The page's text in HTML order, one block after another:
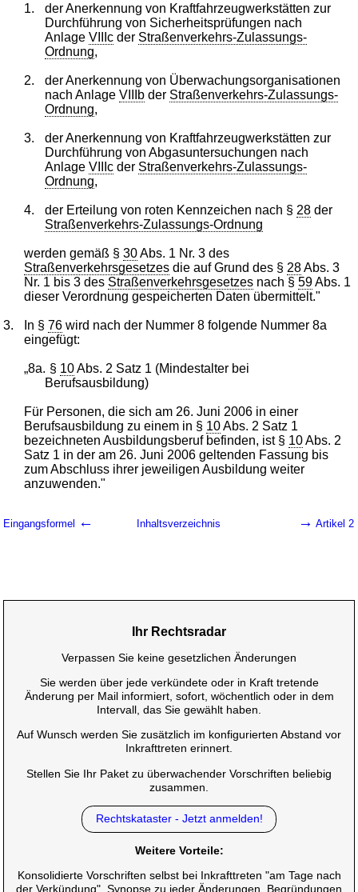
1.
der Anerkennung von Kraftfahrzeugwerkstätten zur
Durchführung von Sicherheitsprüfungen nach
Anlage VIIIcder Straßenverkehrs-Zulassungs-
Ordnung,
2.
der Anerkennung von Überwachungsorganisationen
nach Anlage VIIIbder Straßenverkehrs-Zulassungs-
Ordnung,
3.
der Anerkennung von Kraftfahrzeugwerkstätten zur
Durchführung von Abgasuntersuchungen nach
Anlage VIIIcder Straßenverkehrs-Zulassungs-
Ordnung,
4. der Erteilung von roten Kennzeichen nach § 28der
Straßenverkehrs-Zulassungs-Ordnung
werden gemäß §30Abs. 1 Nr. 3 des
Straßenverkehrsgesetzes die auf Grund des § 28Abs. 3
Nr. 1 bis 3 des Straßenverkehrsgesetzes nach §59Abs. 1
dieser Verordnung gespeicherten Daten übermittelt."
3. In §76 wird nach der Nummer 8 folgende Nummer 8a
eingefügt:
„8a. § 10Abs. 2 Satz 1 (Mindestalter bei
Berufsausbildung)
Für Personen, die sich am 26. Juni 2006 in einer
Berufsausbildung zu einem in § 10Abs. 2 Satz 1
bezeichneten Ausbildungsberuf befinden, ist § 10Abs. 2
Satz 1 in der am 26. Juni 2006 geltenden Fassung bis
zum Abschluss ihrer jeweiligen Ausbildung weiter
anzuwenden."
Eingangsformel ← Inhaltsverzeichnis → Artikel 2
Ihr Rechtsradar
Verpassen Sie keine gesetzlichen Änderungen
Sie werden über jede verkündete oder in Kraft tretende
Änderung per Mail informiert, sofort, wöchentlich oder in dem
Intervall, das Sie gewählt haben.
Auf Wunsch werden Sie zusätzlich im konfigurierten Abstand vor
Inkrafttreten erinnert.
Stellen Sie Ihr Paket zu überwachender Vorschriften beliebig
zusammen.
Rechtskataster - Jetzt anmelden!
Weitere Vorteile:
Konsolidierte Vorschriften selbst bei Inkrafttreten "am Tage nach
der Verkündung", Synopse zu jeder Änderungen, Begründungen